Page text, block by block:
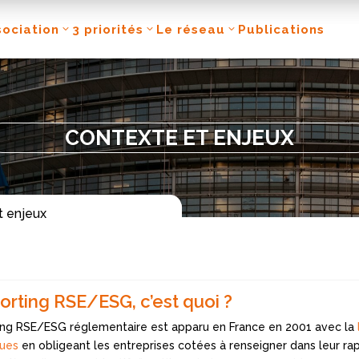
3 priorités Le réseau Publications
3 priorités Le réseau Publications
CONTEXTE ET ENJEUX
enjeux
RSE/ESG, c’est quoi ?
RSE/ESG réglementaire est apparu en France en 2001 avec la
en obligeant les entreprises cotées à renseigner dans leur